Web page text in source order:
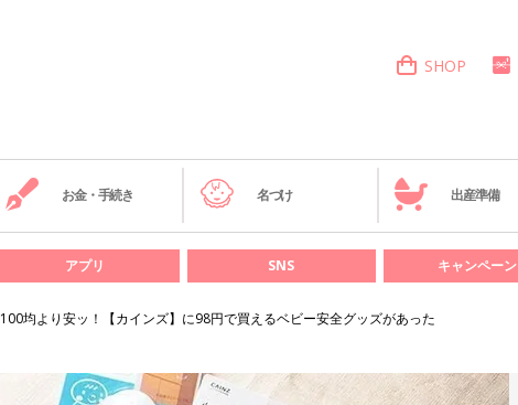
SHOP
お金・手続き 名づけ 出産準備
アプリ SNS キャンペーン
100均より安ッ！【カインズ】に98円で買えるベビー安全グッズがあった